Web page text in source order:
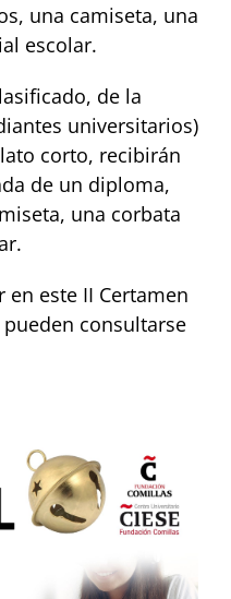
una camiseta, una
escolar.
de la
universitarios)
corto, recibirán
de un diploma,
una corbata
en este II Certamen
pueden consultarse